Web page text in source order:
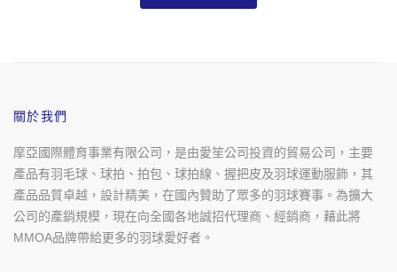
關於我們
摩亞國際體育事業有限公司，是由愛笙公司投資的貿易公司，主要
產品有羽毛球、球拍、拍包、球拍線、握把皮及羽球運動服飾，其
產品品質卓越，設計精美，在國內贊助了眾多的羽球賽事。為擴大
公司的產銷規模，現在向全國各地誠招代理商、經銷商，藉此將
MMOA品牌帶給更多的羽球愛好者。